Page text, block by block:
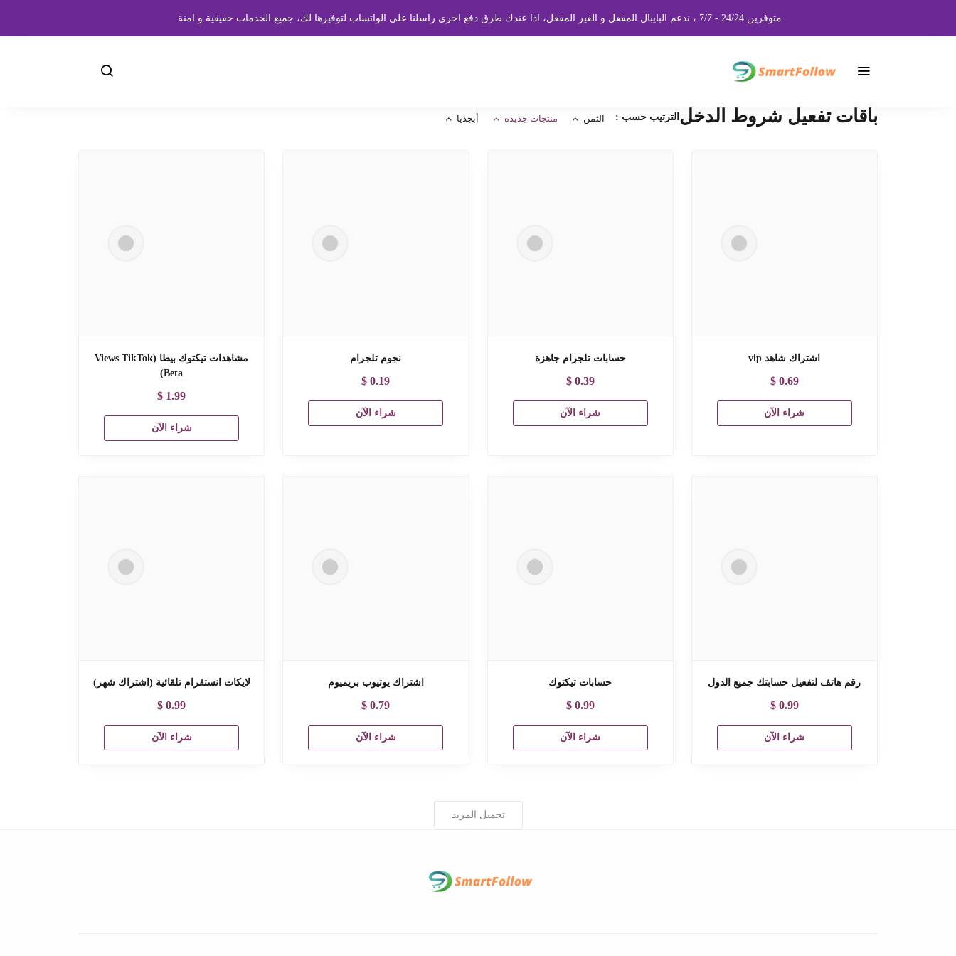
متوفرين 24/24 - 7/7 ، ندعم البايبال المفعل و الغير المفعل، اذا عندك طرق دفع اخرى راسلنا على الواتساب لتوفيرها لك، جميع الخدمات حقيقية و امنة
باقات تفعيل شروط الدخل الترتيب حسب : الثمن منتجات جديدة أبجديا
اشتراك شاهد vip
0.69
$
شراء الآن
حسابات تلجرام جاهزة
0.39
$
شراء الآن
نجوم تلجرام
0.19
$
شراء الآن
مشاهدات تيكتوك بيطا (Views TikTok
Beta)
1.99
$
شراء الآن
رقم هاتف لتفعيل حسابتك جميع الدول
0.99
$
شراء الآن
حسابات تيكتوك
0.99
$
شراء الآن
اشتراك يوتيوب بريميوم
0.79
$
شراء الآن
لايكات انستقرام تلقائية (اشتراك شهر)
0.99
$
شراء الآن
تحميل المزيد